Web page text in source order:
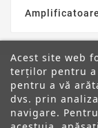
Acest site web
terților pentru
pentru a vă
dvs. prin
navigare.